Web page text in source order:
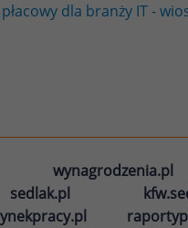
dla branży IT -
wynagrodzenia.pl
sedlak.pl